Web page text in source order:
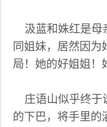
汲蓝和姝红是母
同姐妹，居然因
局！她的好姐姐！
庄语山似乎终于
的下巴，将手里的